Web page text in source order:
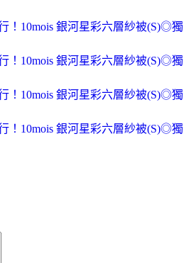
！10mois 銀河星彩六層紗被(S)◎獨
！10mois 銀河星彩六層紗被(S)◎獨
！10mois 銀河星彩六層紗被(S)◎獨
！10mois 銀河星彩六層紗被(S)◎獨